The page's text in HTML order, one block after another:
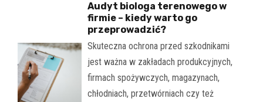
Audyt biologa terenowego w
firmie – kiedy warto go
przeprowadzić?
Skuteczna ochrona przed szkodnikami
jest ważna w zakładach produkcyjnych,
firmach spożywczych, magazynach,
chłodniach, przetwórniach czy też